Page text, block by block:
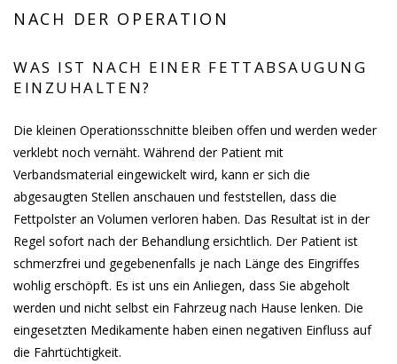
NACH DER OPERATION
WAS IST NACH EINER FETTABSAUGUNG
EINZUHALTEN?
Die kleinen Operationsschnitte bleiben offen und werden weder
verklebt noch vernäht. Während der Patient mit
Verbandsmaterial eingewickelt wird, kann er sich die
abgesaugten Stellen anschauen und feststellen, dass die
Fettpolster an Volumen verloren haben. Das Resultat ist in der
Regel sofort nach der Behandlung ersichtlich. Der Patient ist
schmerzfrei und gegebenenfalls je nach Länge des Eingriffes
wohlig erschöpft. Es ist uns ein Anliegen, dass Sie abgeholt
werden und nicht selbst ein Fahrzeug nach Hause lenken. Die
eingesetzten Medikamente haben einen negativen Einfluss auf
die Fahrtüchtigkeit.